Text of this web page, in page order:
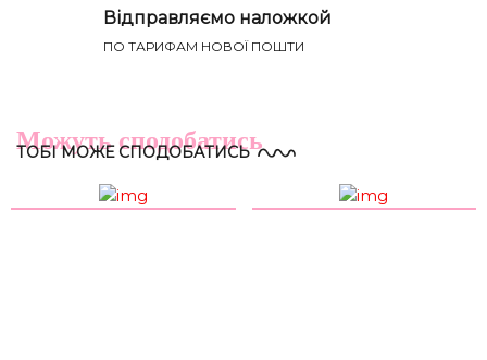
Відправляємо наложкой
ПО ТАРИФАМ НОВОЇ ПОШТИ
Можуть сподобатись
ТОБІ МОЖЕ СПОДОБАТИСЬ